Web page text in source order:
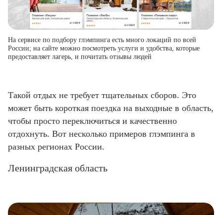
На сервисе по подбору глэмпинга есть много локаций по всей
России; на сайте можно посмотреть услуги и удобства, которые
предоставляет лагерь, и почитать отзывы людей
Такой отдых не требует тщательных сборов. Это
может быть короткая поездка на выходные в область,
чтобы просто переключиться и качественно
отдохнуть. Вот несколько примеров глэмпинга в
разных регионах России.
Ленинградская область